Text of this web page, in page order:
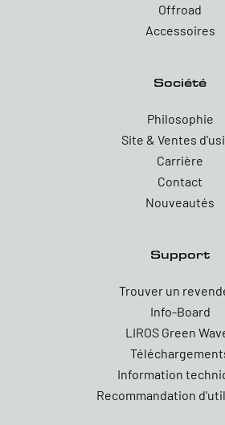
Offroad
Accessoires
Société
Philosophie
Site & Ventes
Carrière
Contact
Nouveautés
Support
Trouver un
Info-Board
LIROS Green
Information
Recommandation